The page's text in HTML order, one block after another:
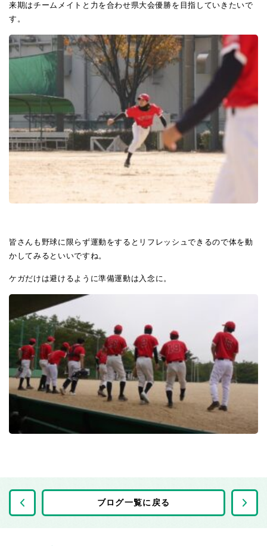
来期はチームメイトと力を合わせ県大会優勝を目指していきたいで
す。
皆さんも野球に限らず運動をするとリフレッシュできるので体を動
かしてみるといいですね。
ケガだけは避けるように準備運動は入念に。
ブログ一覧に戻る